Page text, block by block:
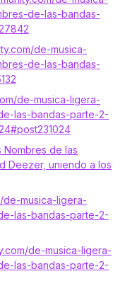
de-las-bandas-
de-musica-
de-las-bandas-
de-musica-ligera-
las-bandas-parte-2-
Nombres de las
Deezer, uniendo a los
de-musica-ligera-
las-bandas-parte-2-
de-musica-ligera-
las-bandas-parte-2-